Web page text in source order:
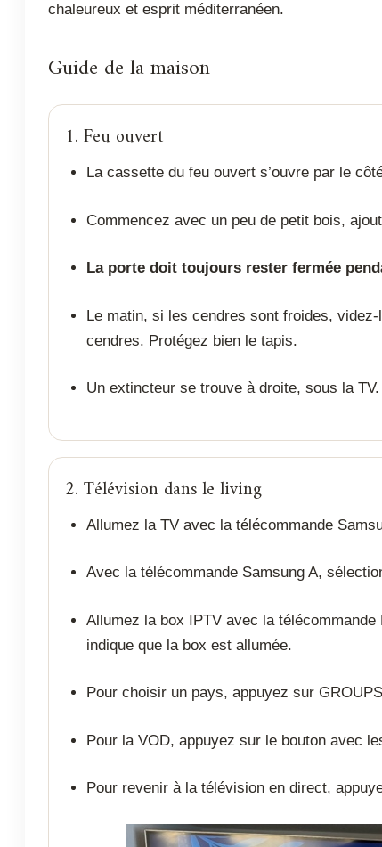
chaleureux et esprit méditerranéen.
Guide de la maison
1. Feu ouvert
La cassette du feu ouvert s’ouvre par le
Commencez avec un peu de petit bois,
La porte doit toujours rester fermée
Le matin, si les cendres sont froides,
cendres. Protégez bien le tapis.
Un extincteur se trouve à droite, sous la TV.
2. Télévision dans le living
Allumez la TV avec la télécommande
Avec la télécommande Samsung A,
Allumez la box IPTV avec la
indique que la box est allumée.
Pour choisir un pays, appuyez sur
Pour la VOD, appuyez sur le bouton avec
Pour revenir à la télévision en direct,